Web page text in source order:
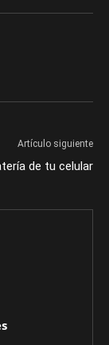
Artículo siguiente
de tu celular